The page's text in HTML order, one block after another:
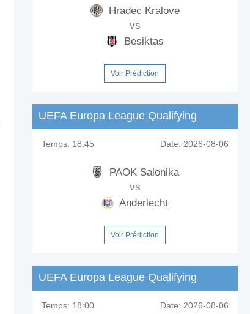
Hradec Kralove
vs
Besiktas
Voir Prédiction
UEFA Europa League Qualifying
Temps: 18:45 Date: 2026-08-06
PAOK Salonika
vs
Anderlecht
Voir Prédiction
UEFA Europa League Qualifying
Temps: 18:00 Date: 2026-08-06